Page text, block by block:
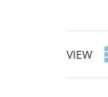
VIEW